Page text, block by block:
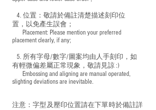
4. 位置：敬請於備註清楚描述刻印位
置，以免產生誤會；
​ Placement: Please mention your preferred
placement clearly, if any;
5. 所有字母/數字/圖案均由人手刻印，如
有輕微偏差屬正常現象，敬請見諒 :)
​ Embossing and aligning are manual operated,
slighting deviations are inevitable.
注意：字型及壓印位置請在下單時於備註詳